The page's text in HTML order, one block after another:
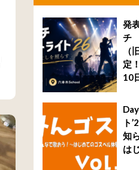
発
チ
（
定
10
ト
知
は